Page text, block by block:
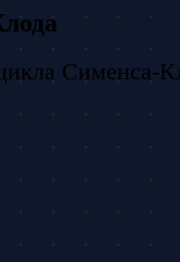
Сименса-